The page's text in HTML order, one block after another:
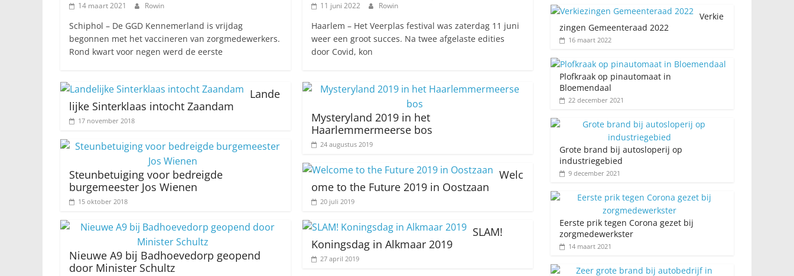
14 maart 2021 Rowin
Schiphol – De GGD Kennemerland is vrijdag
begonnen met het vaccineren van zorgmedewerkers.
Rond kwart voor negen werd de eerste
Lande
lijke Sinterklaas intocht Zaandam
17 november 2018
Steunbetuiging voor bedreigde
burgemeester Jos Wienen
15 oktober 2018
Nieuwe A9 bij Badhoevedorp geopend
door Minister Schultz
11 juni 2022 Rowin
Haarlem – Het Veerplas festival was zaterdag 11 juni
weer een groot succes. Na twee afgelaste edities
door Covid, kon
Mysteryland 2019 in het
Haarlemmermeerse bos
24 augustus 2019
Welc
ome to the Future 2019 in Oostzaan
20 juli 2019
SLAM!
Koningsdag in Alkmaar 2019
27 april 2019
Verkie
zingen Gemeenteraad 2022
16 maart 2022
Plofkraak op pinautomaat in
Bloemendaal
22 december 2021
Grote brand bij autosloperij op
industriegebied
9 december 2021
Eerste prik tegen Corona gezet bij
zorgmedewerkster
14 maart 2021